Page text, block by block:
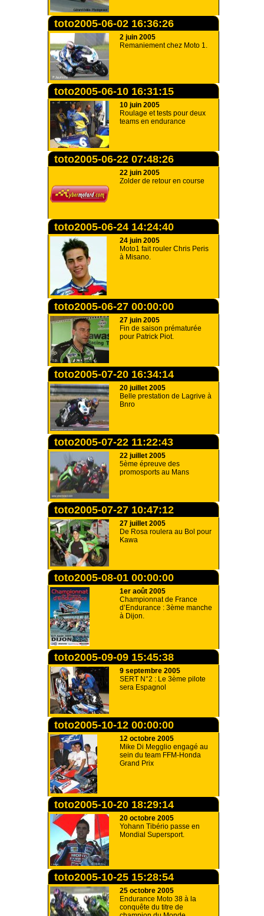
toto2005-06-02 16:36:26
2 juin 2005
Remaniement chez Moto 1.
toto2005-06-10 16:31:15
10 juin 2005
Roulage et tests pour deux
teams en endurance
toto2005-06-22 07:48:26
22 juin 2005
Zolder de retour en course
toto2005-06-24 14:24:40
24 juin 2005
Moto1 fait rouler Chris Peris
à Misano.
toto2005-06-27 00:00:00
27 juin 2005
Fin de saison prématurée
pour Patrick Piot.
toto2005-07-20 16:34:14
20 juillet 2005
Belle prestation de Lagrive à
Bnro
toto2005-07-22 11:22:43
22 juillet 2005
5ème épreuve des
promosports au Mans
toto2005-07-27 10:47:12
27 juillet 2005
De Rosa roulera au Bol pour
Kawa
toto2005-08-01 00:00:00
1er août 2005
Championnat de France
d’Endurance : 3ème manche
à Dijon.
toto2005-09-09 15:45:38
9 septembre 2005
SERT N°2 : Le 3ème pilote
sera Espagnol
toto2005-10-12 00:00:00
12 octobre 2005
Mike Di Megglio engagé au
sein du team FFM-Honda
Grand Prix
toto2005-10-20 18:29:14
20 octobre 2005
Yohann Tibério passe en
Mondial Supersport.
toto2005-10-25 15:28:54
25 octobre 2005
Endurance Moto 38 à la
conquête du titre de